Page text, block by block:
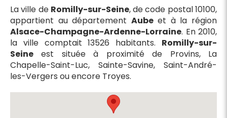
La ville de Romilly-sur-Seine, de code postal 10100,
appartient au département Aubeet à la région
Alsace-Champagne-Ardenne-Lorraine. En 2010,
la ville comptait 13526 habitants. Romilly-sur-
Seine est située à proximité de Provins, La
Chapelle-Saint-Luc, Sainte-Savine, Saint-André-
les-Vergers ou encore Troyes.